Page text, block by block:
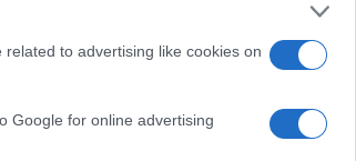
to advertising like cookies on
Google for online advertising